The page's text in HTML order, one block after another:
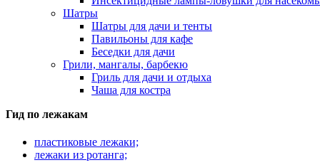
Шатры
Шатры для дачи и тенты
Павильоны для кафе
Беседки для дачи
Грили, мангалы, барбекю
Гриль для дачи и отдыха
Чаша для костра
Гид по лежакам
пластиковые лежаки;
лежаки из ротанга;